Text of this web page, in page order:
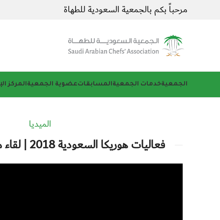
مرحباً بكم بالجمعية السعودية للطهاة
الجمعيةخدمات الجمعيةالمسابقاتعضوية الجمعيةالمركز
الميديا
فعاليات هوريكا السعودية 2018 | لقاء مع الشيف ياسر جاد